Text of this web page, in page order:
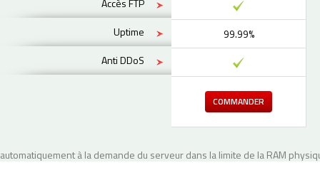
Accès FTP
Uptime
Anti DDoS
99.99%
COMMANDER
automatiquement à la demande du serveur dans la limite de la RAM